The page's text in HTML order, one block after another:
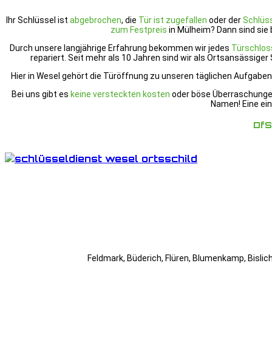
Ihr Schlüssel ist abgebrochen, die Tür ist zugefallen oder der
zum Festpreis in Mülheim? Dann sind
Durch unsere langjährige Erfahrung bekommen wir jedes
repariert. Seit mehr als 10 Jahren sind wir als
Hier in Wesel gehört die Türöffnung zu unseren täglichen
Bei uns gibt es keine versteckten kosten oder böse
Namen! Eine
Feldmark, Büderich, Flüren, Blumenkamp,